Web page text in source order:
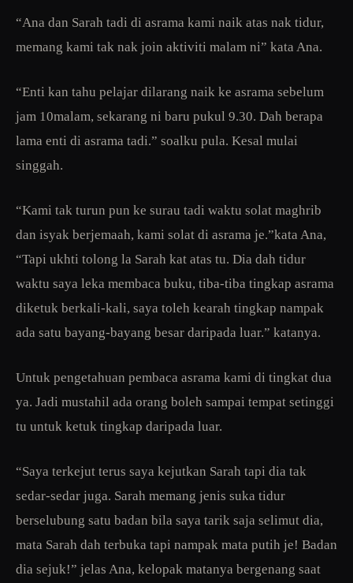
“Ana dan Sarah tadi di asrama kami naik atas nak tidur,
memang kami tak nak join aktiviti malam ni” kata Ana.
“Enti kan tahu pelajar dilarang naik ke asrama sebelum
jam 10malam, sekarang ni baru pukul 9.30. Dah berapa
lama enti di asrama tadi.” soalku pula. Kesal mulai
singgah.
“Kami tak turun pun ke surau tadi waktu solat maghrib
dan isyak berjemaah, kami solat di asrama je.”kata Ana,
“Tapi ukhti tolong la Sarah kat atas tu. Dia dah tidur
waktu saya leka membaca buku, tiba-tiba tingkap asrama
diketuk berkali-kali, saya toleh kearah tingkap nampak
ada satu bayang-bayang besar daripada luar.” katanya.
Untuk pengetahuan pembaca asrama kami di tingkat dua
ya. Jadi mustahil ada orang boleh sampai tempat setinggi
tu untuk ketuk tingkap daripada luar.
“Saya terkejut terus saya kejutkan Sarah tapi dia tak
sedar-sedar juga. Sarah memang jenis suka tidur
berselubung satu badan bila saya tarik saja selimut dia,
mata Sarah dah terbuka tapi nampak mata putih je! Badan
dia sejuk!” jelas Ana, kelopak matanya bergenang saat